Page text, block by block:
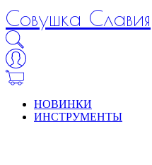
Совушка Славия
НОВИНКИ
ИНСТРУМЕНТЫ